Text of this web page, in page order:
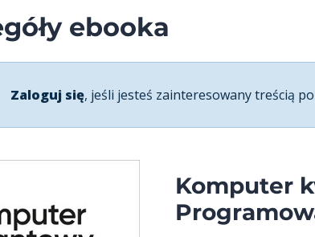
ebooka
Zaloguj się, jeśli jesteś zainteresowany treścią
Komputer